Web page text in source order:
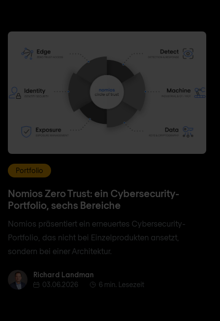
Portfolio
Nomios Zero Trust: ein Cybersecurity-
Portfolio, sechs Bereiche
Nomios präsentiert ein erneuertes Cybersecurity-
Portfolio, das nicht bei Einzelprodukten ansetzt,
sondern bei einer Architektur.
Richard Landman
Richard Landman
03.06.2026
6 min. Lesezeit